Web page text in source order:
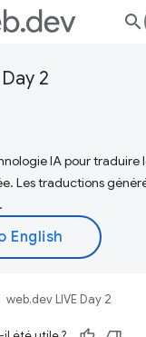
2
IA pour traduire
Les traductions
web.dev LIVE Day 2